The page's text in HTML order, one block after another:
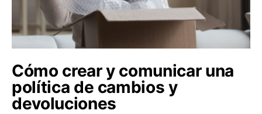
Cómo crear y comunicar una
política de cambios y
devoluciones